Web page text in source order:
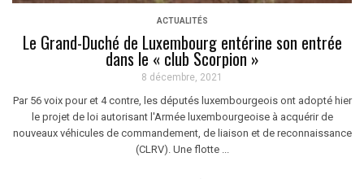
ACTUALITÉS
Le Grand-Duché de Luxembourg entérine son entrée
dans le « club Scorpion »
8 décembre, 2021
Par 56 voix pour et 4 contre, les députés luxembourgeois ont adopté hier
le projet de loi autorisant l'Armée luxembourgeoise à acquérir de
nouveaux véhicules de commandement, de liaison et de reconnaissance
(CLRV). Une flotte ...